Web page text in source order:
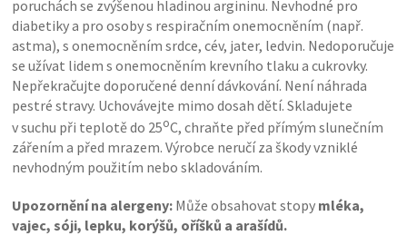
poruchách se zvýšenou hladinou argininu. Nevhodné pro
diabetiky a pro osoby s respiračním onemocněním (např.
astma), s onemocněním srdce, cév, jater, ledvin. Nedoporučuje
se užívat lidem s onemocněním krevního tlaku a cukrovky.
Nepřekračujte doporučené denní dávkování. Není náhrada
pestré stravy. Uchovávejte mimo dosah dětí. Skladujete
v suchu při teplotě do 25oC, chraňte před přímým slunečním
zářením a před mrazem. Výrobce neručí za škody vzniklé
nevhodným použitím nebo skladováním.
Upozornění na alergeny: Může obsahovat stopy mléka,
vajec, sóji, lepku, korýšů, oříšků a arašídů.